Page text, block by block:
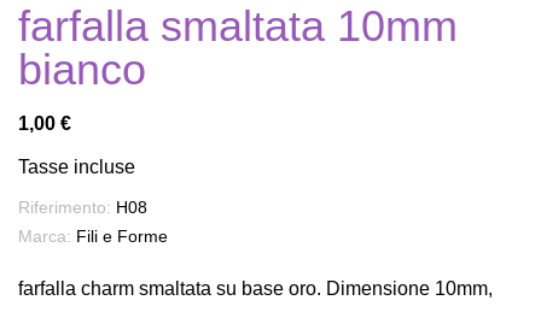
farfalla smaltata 10mm
bianco
1,00 €
Tasse incluse
Riferimento: H08
Marca: Fili e Forme
farfalla charm smaltata su base oro. Dimensione 10mm,